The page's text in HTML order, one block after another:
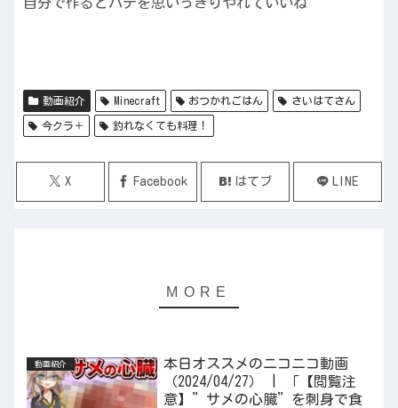
自分で作るとパテを思いっきりやれていいね
動画紹介 Minecraft おつかれごはん さいはてさん
今クラ＋ 釣れなくても料理！
X Facebook はてブ LINE
動画紹介
本日オススメのニコニコ動画
（2024/04/27） | 「【閲覧注
意】”サメの心臓”を刺身で食